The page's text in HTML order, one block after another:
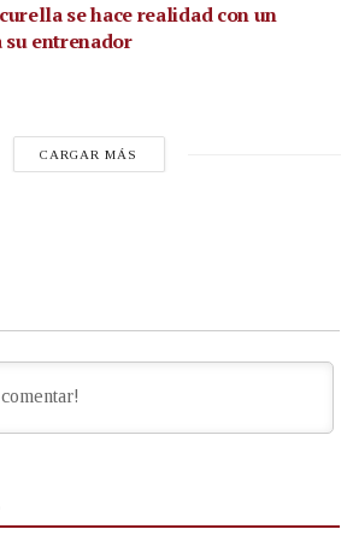
se hace realidad con un
su entrenador
CARGAR MÁS